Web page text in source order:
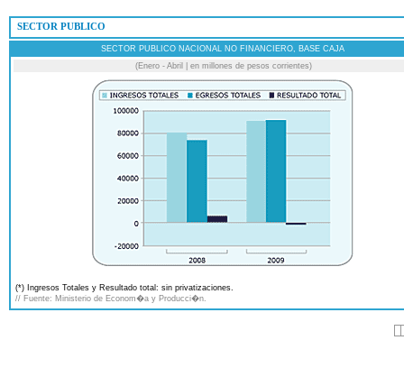
 SECTOR PUBLICO
SECTOR PUBLICO NACIONAL NO FINANCIERO, BASE CAJA
(Enero - Abril | en millones de pesos corrientes)
(*) Ingresos Totales y Resultado total: sin privatizaciones.
// Fuente: Ministerio de Econom�a y Producci�n.